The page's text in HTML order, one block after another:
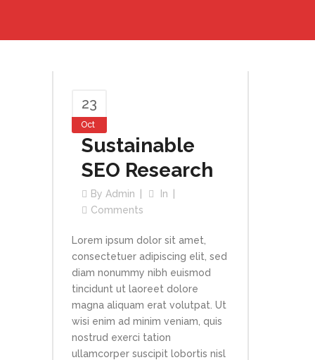
23
Oct
Sustainable
SEO Research
By Admin
In
Comments
Lorem ipsum dolor sit amet,
consectetuer adipiscing elit, sed
diam nonummy nibh euismod
tincidunt ut laoreet dolore
magna aliquam erat volutpat. Ut
wisi enim ad minim veniam, quis
nostrud exerci tation
ullamcorper suscipit lobortis nisl